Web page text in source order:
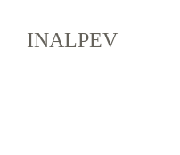
INALPEV